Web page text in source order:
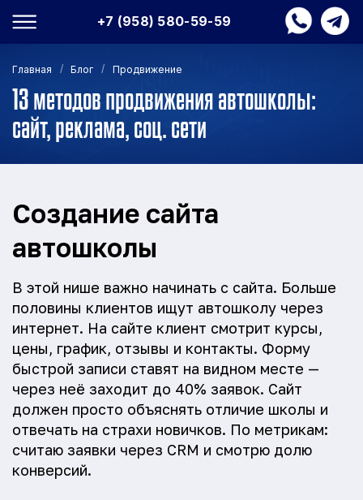
+7 (958) 580-59-59
Главная / Блог / Продвижение
13 методов продвижения автошколы:
сайт, реклама, соц. сети
Создание сайта
автошколы
В этой нише важно начинать с сайта. Больше
половины клиентов ищут автошколу через
интернет. На сайте клиент смотрит курсы,
цены, график, отзывы и контакты. Форму
быстрой записи ставят на видном месте —
через неё заходит до 40% заявок. Сайт
должен просто объяснять отличие школы и
отвечать на страхи новичков. По метрикам:
считаю заявки через CRM и смотрю долю
конверсий.